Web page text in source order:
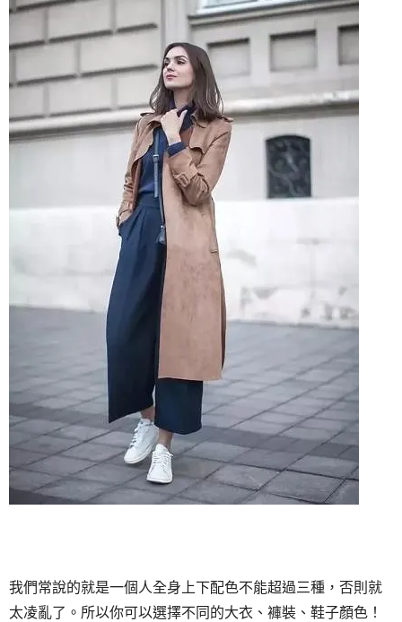
我們常說的就是一個人全身上下配色不能超過三種，否則就
太凌亂了。所以你可以選擇不同的大衣、褲裝、鞋子顏色！